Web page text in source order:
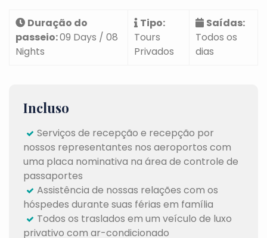
Duração do
passeio:09 Days / 08
Nights
Tipo:
Tours
Privados
Saídas:
Todos os
dias
Incluso
Serviços de recepção e recepção por
nossos representantes nos aeroportos com
uma placa nominativa na área de controle de
passaportes
Assistência de nossas relações com os
hóspedes durante suas férias em família
Todos os traslados em um veículo de luxo
privativo com ar-condicionado